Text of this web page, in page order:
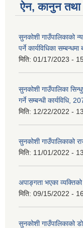
ऐन, कानुन तथा
सुनकोशी गाउँपालिकाको
पर्ने कार्यविधिका
मिति: 01/17/2023 -
सुनकोशी गाउँपालिका
गर्ने सम्बन्धी कार्यविधि,
मिति: 12/22/2022 -
सुनकोशी गाउँपालिकाको
मिति: 11/01/2022 -
अपाङ्गता भएका
मिति: 09/15/2022 -
सुनकोशी